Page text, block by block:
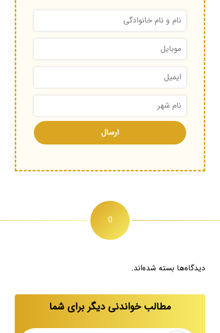
0
دیدگاه‌ها بسته شده‌اند.
مطالب خواندنی دیگر برای شما